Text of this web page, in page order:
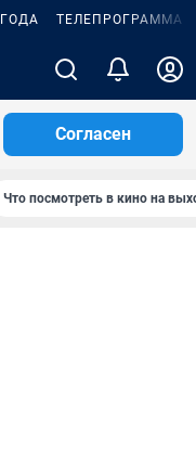
ТЕЛЕПРОГРАММА
Согласен
Что посмотреть в кино на